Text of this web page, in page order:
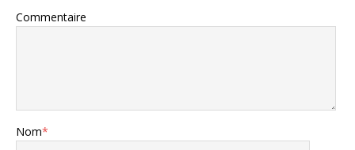
Commentaire
Nom*